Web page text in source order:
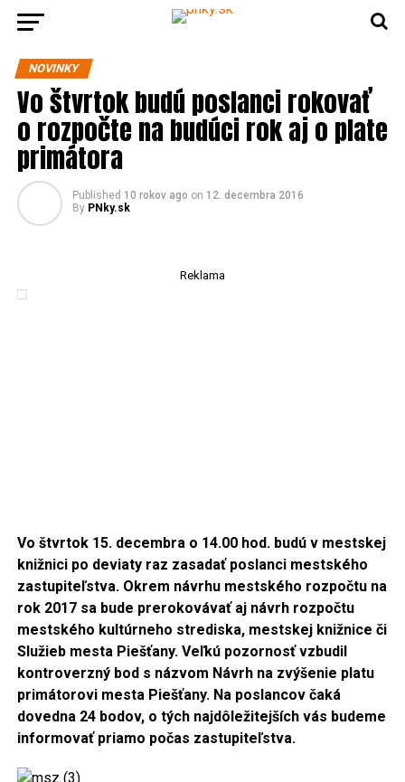
NOVINKY
Vo štvrtok budú poslanci rokovať
o rozpočte na budúci rok aj o plate
primátora
Published 10 rokov ago on 12. decembra 2016
By PNky.sk
Reklama
Vo štvrtok 15. decembra o 14.00 hod. budú v mestskej
knižnici po deviaty raz zasadať poslanci mestského
zastupiteľstva. Okrem návrhu mestského rozpočtu na
rok 2017 sa bude prerokovávať aj návrh rozpočtu
mestského kultúrneho strediska, mestskej knižnice či
Služieb mesta Piešťany. Veľkú pozornosť vzbudil
kontroverzný bod s názvom Návrh na zvýšenie platu
primátorovi mesta Piešťany. Na poslancov čaká
dovedna 24 bodov, o tých najdôležitejších vás budeme
informovať priamo počas zastupiteľstva.